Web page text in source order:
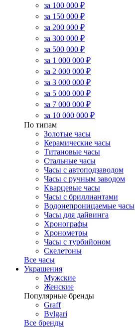
за 100 000 ₽
за 150 000 ₽
за 200 000 ₽
за 300 000 ₽
за 500 000 ₽
за 1 000 000 ₽
за 2 000 000 ₽
за 3 000 000 ₽
за 5 000 000 ₽
за 7 000 000 ₽
за 10 000 000 ₽
По типам
Золотые часы
Керамические часы
Титановые часы
Стальные часы
Часы с автоподзаводом
Часы с ручным заводом
Кварцевые часы
Часы с бриллиантами
Водонепроницаемые часы
Часы для дайвинга
Хронографы
Хронометры
Часы с турбийоном
Скелетоны
Все часы
Украшения
Мужские
Женские
Популярные бренды
Graff
Bvlgari
Все бренды